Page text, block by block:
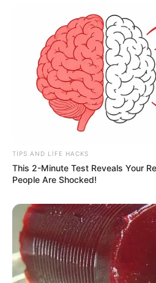
Velosiped sürən beş
traktorun altında
66
TIPS AND LIFE HACKS
This 2-Minute Test Reveals Your
People Are Shocked!